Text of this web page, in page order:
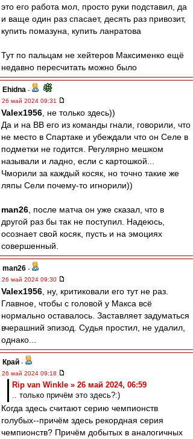
это его работа мол, просто руки подставил, да
и ваще один раз спасает, десять раз привозит,
купить помазуна, купить ланратова
Тут по пальцам не хейтеров Максименко ещё
недавно пересчитать можно было
Ehidna -
26 май 2024 09:31
Valex1956 , не только здесь))
Да и на ВВ его из команды гнали, говорили, что
не место в Спартаке и убеждали что он Селе в
подметки не годится. Регулярно мешком
называли и ладно, если с картошкой...
Чморили за каждый косяк, но точно такие же
ляпы Сели почему-то игнорили))
man26 , после матча он уже сказал, что в
другой раз бы так не поступил. Надеюсь,
осознает свой косяк, пусть и на эмоциях
совершенный.
man26 -
26 май 2024 09:30
Valex1956 , ну, критиковали его тут не раз.
Главное, чтобы с головой у Макса всё
нормально оставалось. Заставляет задуматься
вчерашний эпизод. Судья простил, не удалил,
однако...
Край -
26 май 2024 09:18
Rip van Winkle » 26 май 2024, 06:59
.. только причём это здесь?:)
Когда здесь считают серию чемпионств
голубых--причём здесь рекордная серия
чемпионств? Причём добытых в аналогичных